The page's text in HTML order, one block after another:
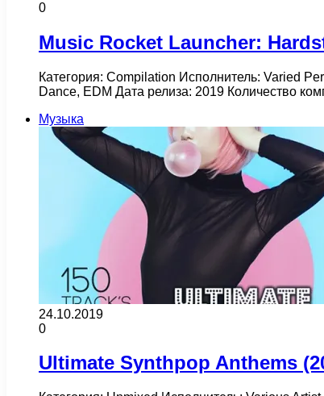
0
Music Rocket Launcher:
Категория: Compilation Исполнитель: Varied
Dance, EDM Дата релиза: 2019 Количество
Музыка
24.10.2019
0
Ultimate Synthpop Anthems